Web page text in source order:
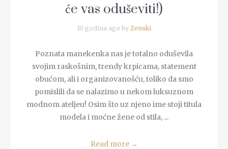
će vas oduševiti!)
10 godina ago by Zenski
Poznata manekenka nas je totalno oduševila
svojim raskošnim, trendy krpicama, statement
obućom, ali i organizovanošću, toliko da smo
pomislili da se nalazimo u nekom luksuznom
modnom ateljeu! Osim što uz njeno ime stoji titula
modela i moćne žene od stila, ...
Read more →